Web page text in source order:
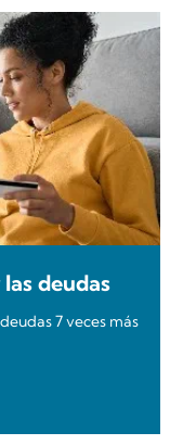
deudas
7 veces más